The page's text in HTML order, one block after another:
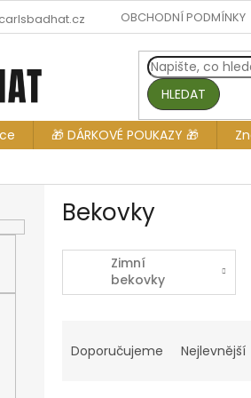
OBCHODNÍ PODMÍNKY
HLEDAT
🎁 DÁRKOVÉ POUKAZY 🎁
Bekovky
Zimní
bekovky
aDoporučujeme Nejlevnější